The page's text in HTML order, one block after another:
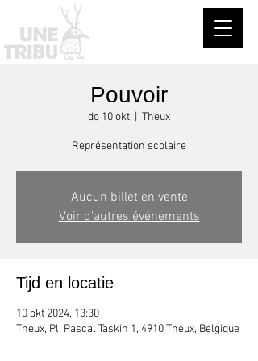
Pouvoir
do 10 okt Theux
Représentation scolaire
Aucun billet en vente
Voir d'autres événements
Tijd en locatie
10 okt 2024, 13:30
Theux, Pl. Pascal Taskin 1, 4910 Theux, Belgique